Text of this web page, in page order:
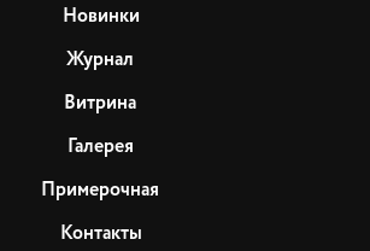
Новинки
Журнал
Витрина
Галерея
Примерочная
Контакты